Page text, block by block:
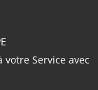
votre Service avec